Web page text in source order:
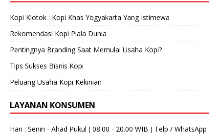
Kopi Klotok : Kopi Khas Yogyakarta Yang Istimewa
Rekomendasi Kopi Piala Dunia
Pentingnya Branding Saat Memulai Usaha Kopi?
Tips Sukses Bisnis Kopi
Peluang Usaha Kopi Kekinian
LAYANAN KONSUMEN
Hari : Senin - Ahad Pukul ( 08.00 - 20.00 WIB ) Telp / WhatsApp